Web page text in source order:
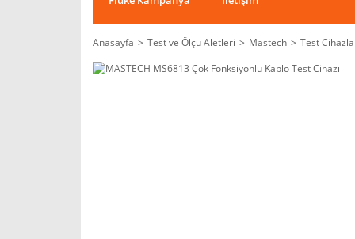
Anasayfa Test ve Ölçü Aletleri Mastech Test